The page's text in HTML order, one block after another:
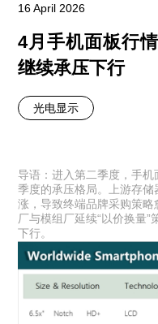
16 April 2026
4月手机面板行
继续承压下行
光电显示
导语：进入第二季度，手
季度的承压格局。上游存
涨，导致终端品牌采购策
厂与模组厂延续“以价换量
下行。